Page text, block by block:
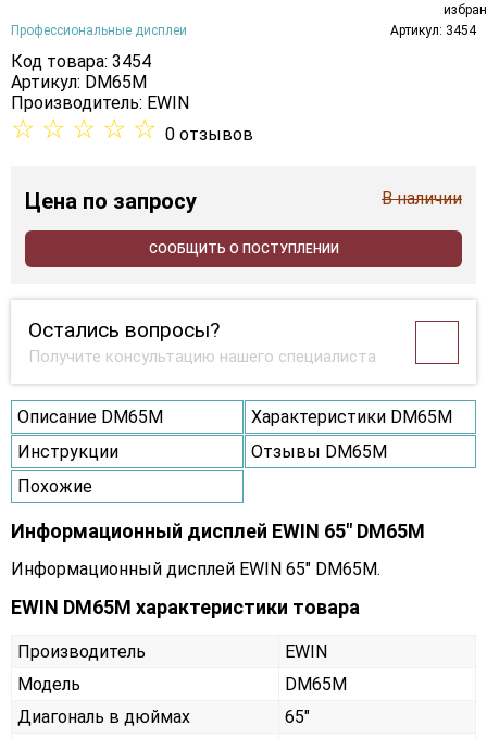
Профессиональные дисплеи Артикул: 3454
Код товара: 3454
Артикул: DM65M
Производитель: EWIN
☆ ☆ ☆ ☆ ☆ 0 отзывов
Цена по запросу В наличии
СООБЩИТЬ О ПОСТУПЛЕНИИ
Остались вопросы?
Получите консультацию нашего специалиста
Описание DM65M
Характеристики DM65M
Инструкции
Отзывы DM65M
Похожие
Информационный дисплей EWIN 65" DM65M
Информационный дисплей EWIN 65" DM65M.
EWIN DM65M характеристики товара
Производитель
EWIN
Модель
DM65M
Диагональ в дюймах
65"